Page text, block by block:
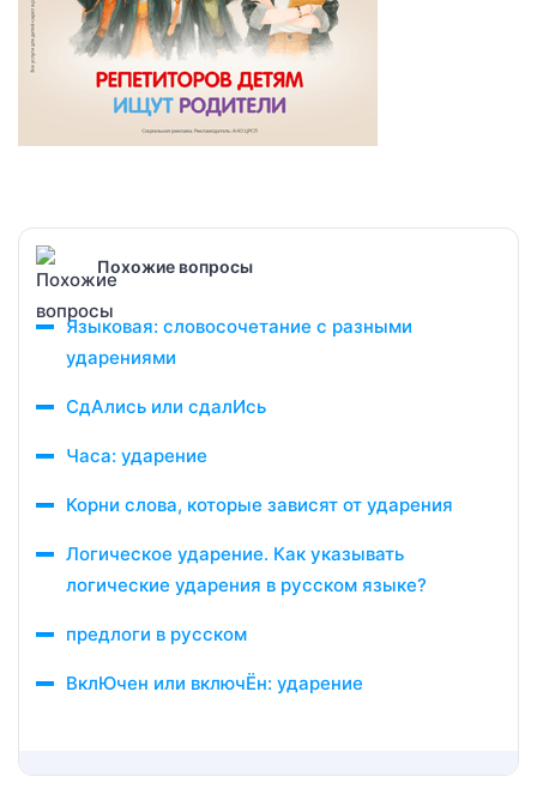
Похожие вопросы
Языковая: словосочетание с разными
ударениями
СдАлись или сдалИсь
Часа: ударение
Корни слова, которые зависят от ударения
Логическое ударение. Как указывать
логические ударения в русском языке?
предлоги в русском
ВклЮчен или включЁн: ударение